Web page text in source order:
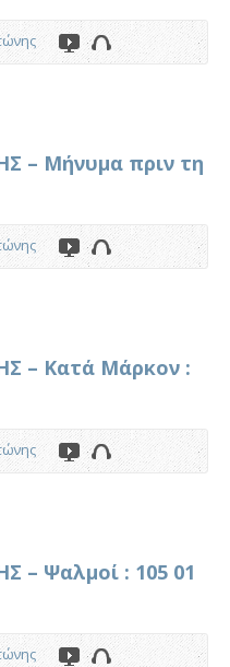
– Μήνυμα πριν τη
– Κατά Μάρκον :
– Ψαλμοί : 105 01